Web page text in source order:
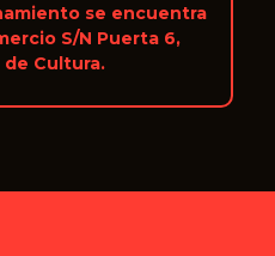
se encuentra
S/N Puerta 6,
Cultura.